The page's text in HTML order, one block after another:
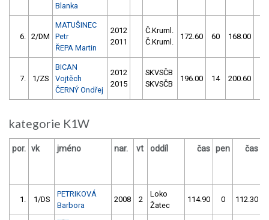
Blanka
6. 2/DM
MATUŠINEC
Petr
ŘEPA Martin
2012
2011
Č.Kruml.
Č.Kruml.
172.60 60 168.00
7. 1/ZS
BICAN
Vojtěch
ČERNÝ Ondřej
2012
2015
SKVSČB
SKVSČB
196.00 14 200.60
kategorie K1W
por. vk jméno nar. vt oddíl čas pen čas
1. 1/DS
PETRIKOVÁ
Barbora
2008 2
Loko
Žatec
114.90 0 112.30